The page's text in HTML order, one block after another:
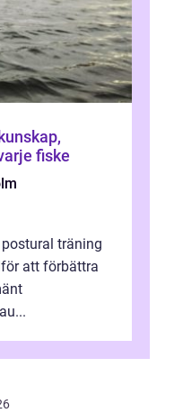
fiske
träning
att förbättra